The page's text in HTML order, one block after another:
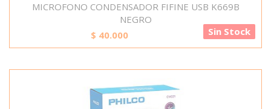
MICROFONO CONDENSADOR FIFINE USB K669B
NEGRO
$ 40.000 Sin Stock